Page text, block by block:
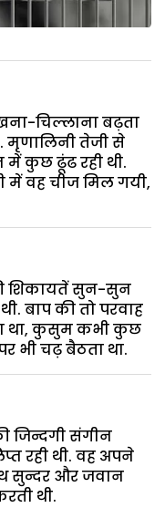
चिल्लाना बढ़ता
मृणालिनी तेजी से
कुछ ढूंढ रही थी.
में वह चीज मिल गयी,
शिकायतें सुन-सुन
बाप की तो परवाह
था, कुसुम कभी कुछ
भी चढ़ बैठता था.
जिन्दगी संगीन
रही थी. वह अपने
सुन्दर और जवान
थी.